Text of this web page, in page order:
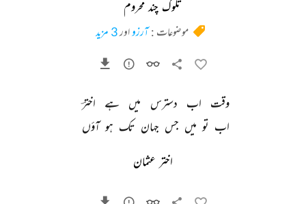
تلوک چند محروم
موضوعات :آرزواور3 مزید
وقت اب دسترس میں ہے
اخترؔ
اب تو میں جس جہان تک ہو آؤں
اختر عثمان